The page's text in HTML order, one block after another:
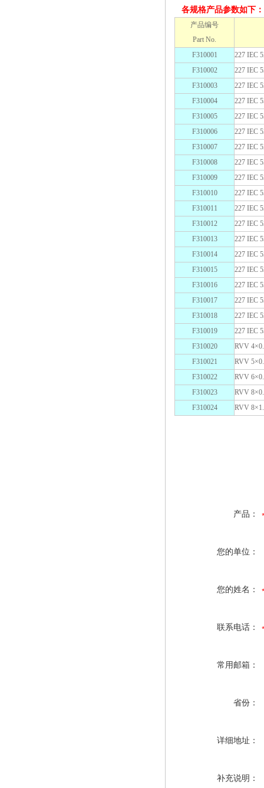
各规格产品参数如下：
产品编号
Part No.
F310001
227 IEC
F310002
227 IEC
F310003
227 IEC
F310004
227 IEC
F310005
227 IEC
F310006
227 IEC
F310007
227 IEC
F310008
227 IEC
F310009
227 IEC
F310010
227 IEC
F310011
227 IEC
F310012
227 IEC
F310013
227 IEC
F310014
227 IEC
F310015
227 IEC
F310016
227 IEC
F310017
227 IEC
F310018
227 IEC
F310019
227 IEC
F310020
RVV
F310021
RVV
F310022
RVV
F310023
RVV
F310024
RVV
产品：
您的单位：
您的姓名：
联系电话：
常用邮箱：
省份：
详细地址：
补充说明：